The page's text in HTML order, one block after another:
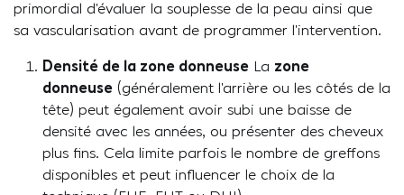
primordial d’évaluer la souplesse de la peau ainsi que
sa vascularisation avant de programmer l’intervention.
Densité de la zone donneuse La zone
donneuse (généralement l’arrière ou les côtés de la
tête) peut également avoir subi une baisse de
densité avec les années, ou présenter des cheveux
plus fins. Cela limite parfois le nombre de greffons
disponibles et peut influencer le choix de la